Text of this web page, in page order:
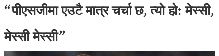
“पीएसजीमा एउटै मात्र चर्चा छ, त्यो हो: मेस्सी,
मेस्सी मेस्सी”